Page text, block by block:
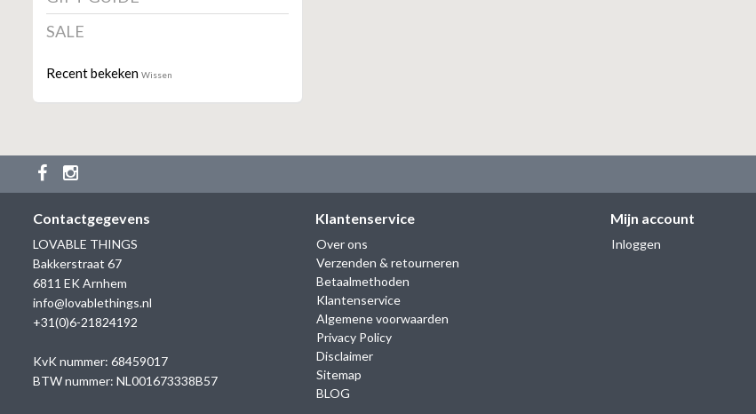
SALE
Recent bekeken Wissen
Contactgegevens
LOVABLE THINGS
Bakkerstraat 67
6811 EK Arnhem
info@lovablethings.nl
+31(0)6-21824192
KvK nummer: 68459017
BTW nummer: NL001673338B57
Klantenservice
Over ons
Verzenden & retourneren
Betaalmethoden
Klantenservice
Algemene voorwaarden
Privacy Policy
Disclaimer
Sitemap
BLOG
Mijn account
Inloggen